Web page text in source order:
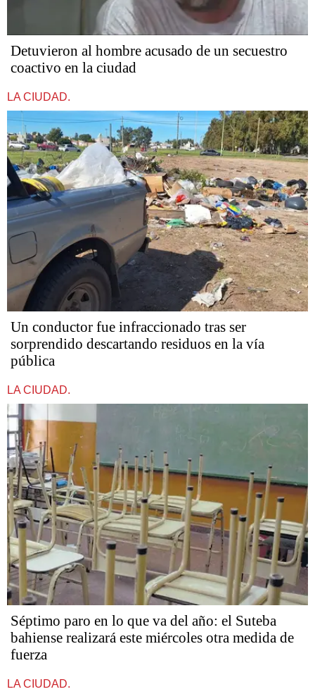
Detuvieron al hombre acusado de un secuestro
coactivo en la ciudad
LA CIUDAD.
Un conductor fue infraccionado tras ser
sorprendido descartando residuos en la vía
pública
LA CIUDAD.
Séptimo paro en lo que va del año: el Suteba
bahiense realizará este miércoles otra medida de
fuerza
LA CIUDAD.